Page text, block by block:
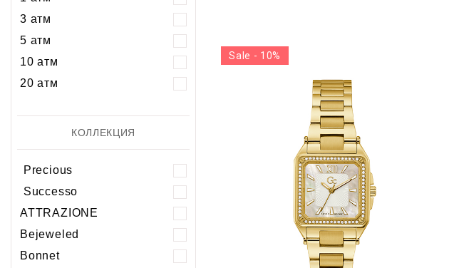
3 атм
5 атм
10 атм
20 атм
КОЛЛЕКЦИЯ
Precious
Successo
ATTRAZIONE
Bejeweled
Bonnet
Sale - 10%